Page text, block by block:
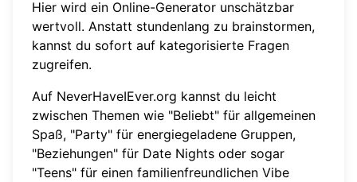
Hier wird ein Online-Generator unschätzbar
wertvoll. Anstatt stundenlang zu brainstormen,
kannst du sofort auf kategorisierte Fragen
zugreifen.
Auf NeverHaveIEver.org kannst du leicht
zwischen Themen wie "Beliebt" für allgemeinen
Spaß, "Party" für energiegeladene Gruppen,
"Beziehungen" für Date Nights oder sogar
"Teens" für einen familienfreundlichen Vibe